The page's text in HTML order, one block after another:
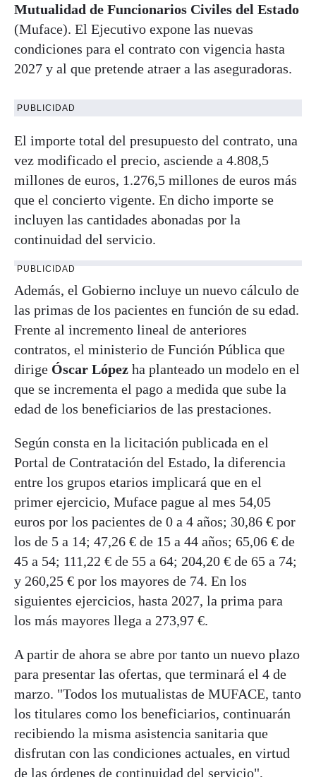
Mutualidad de Funcionarios Civiles del Estado
(Muface). El Ejecutivo expone las nuevas
condiciones para el contrato con vigencia hasta
2027 y al que pretende atraer a las aseguradoras.
PUBLICIDAD
El importe total del presupuesto del contrato, una
vez modificado el precio, asciende a 4.808,5
millones de euros, 1.276,5 millones de euros más
que el concierto vigente. En dicho importe se
incluyen las cantidades abonadas por la
continuidad del servicio.
PUBLICIDAD
Además, el Gobierno incluye un nuevo cálculo de
las primas de los pacientes en función de su edad.
Frente al incremento lineal de anteriores
contratos, el ministerio de Función Pública que
dirige Óscar López ha planteado un modelo en el
que se incrementa el pago a medida que sube la
edad de los beneficiarios de las prestaciones.
Según consta en la licitación publicada en el
Portal de Contratación del Estado, la diferencia
entre los grupos etarios implicará que en el
primer ejercicio, Muface pague al mes 54,05
euros por los pacientes de 0 a 4 años; 30,86 € por
los de 5 a 14; 47,26 € de 15 a 44 años; 65,06 € de
45 a 54; 111,22 € de 55 a 64; 204,20 € de 65 a 74;
y 260,25 € por los mayores de 74. En los
siguientes ejercicios, hasta 2027, la prima para
los más mayores llega a 273,97 €.
A partir de ahora se abre por tanto un nuevo plazo
para presentar las ofertas, que terminará el 4 de
marzo. "Todos los mutualistas de MUFACE, tanto
los titulares como los beneficiarios, continuarán
recibiendo la misma asistencia sanitaria que
disfrutan con las condiciones actuales, en virtud
de las órdenes de continuidad del servicio",